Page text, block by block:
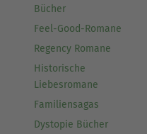
Bücher
Feel-Good-Romane
Regency Romane
Historische
Liebesromane
Familiensagas
Dystopie Bücher